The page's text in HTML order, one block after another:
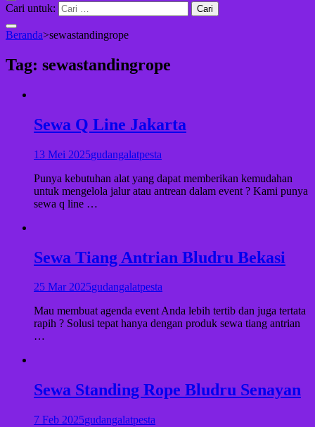
Cari untuk:
Beranda>sewastandingrope
Tag: sewastandingrope
Sewa Q Line Jakarta
13 Mei 2025gudangalatpesta
Punya kebutuhan alat yang dapat memberikan kemudahan
untuk mengelola jalur atau antrean dalam event ? Kami punya
sewa q line …
Sewa Tiang Antrian Bludru Bekasi
25 Mar 2025gudangalatpesta
Mau membuat agenda event Anda lebih tertib dan juga tertata
rapih ? Solusi tepat hanya dengan produk sewa tiang antrian
…
Sewa Standing Rope Bludru Senayan
7 Feb 2025gudangalatpesta